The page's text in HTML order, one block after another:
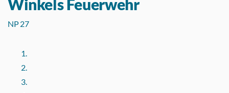
Winkels Feuerwehr
NP 27